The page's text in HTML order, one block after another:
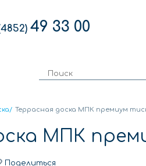
49 33 00
/ Террасная доска МПК премиум
МПК
Поделиться